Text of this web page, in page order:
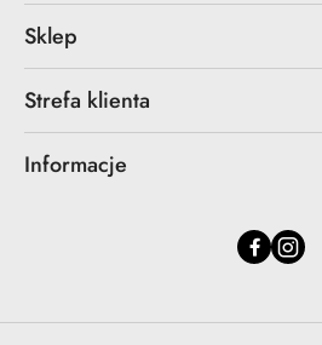
Sklep
Strefa klienta
Informacje